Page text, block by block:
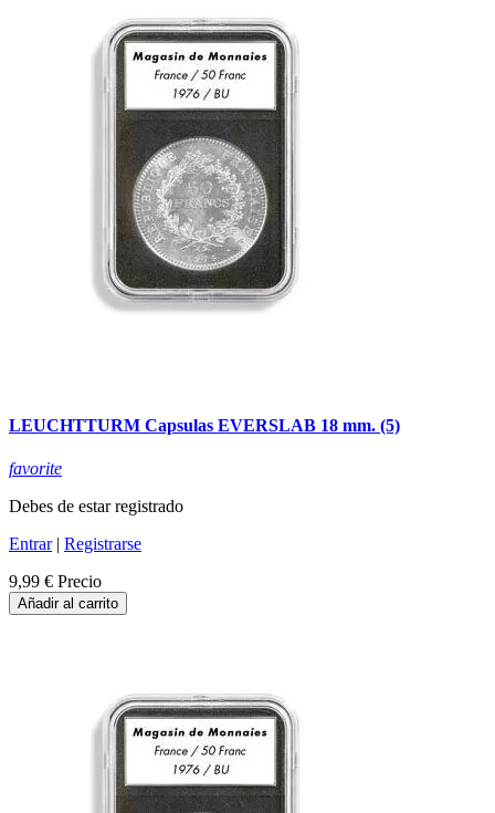
LEUCHTTURM Capsulas EVERSLAB 18 mm. (5)
favorite
Debes de estar registrado
Entrar| Registrarse
9,99 € Precio
Añadir al carrito